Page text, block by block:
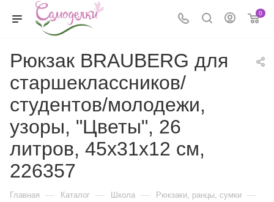
0
Рюкзак BRAUBERG для
старшеклассников/
студентов/молодежи,
узоры, "Цветы", 26
литров, 45х31х12 см,
226357
Главная — Каталог — Школа — Рюкзаки, ранцы, сумки —